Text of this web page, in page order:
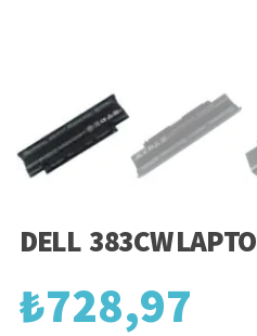
DELL 383CW
₺728,97